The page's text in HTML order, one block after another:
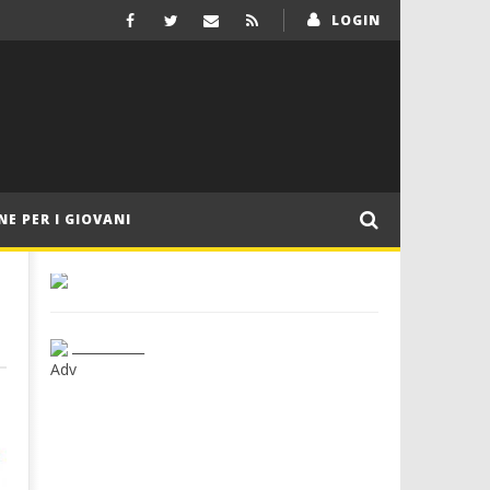
LOGIN
PER I GIOVANI
___________
Adv